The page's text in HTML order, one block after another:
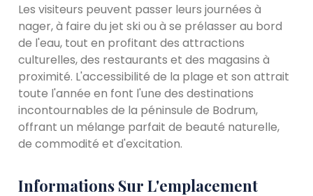
Les visiteurs peuvent passer leurs journées à
nager, à faire du jet ski ou à se prélasser au bord
de l'eau, tout en profitant des attractions
culturelles, des restaurants et des magasins à
proximité. L'accessibilité de la plage et son attrait
toute l'année en font l'une des destinations
incontournables de la péninsule de Bodrum,
offrant un mélange parfait de beauté naturelle,
de commodité et d'excitation.
Informations Sur L'emplacement